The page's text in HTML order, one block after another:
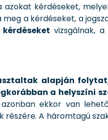
azokat kérdéseket,
a kérdéseket, a
vizsgálnak,
alapján
a helyszíni
ekkor van
A háromtagú